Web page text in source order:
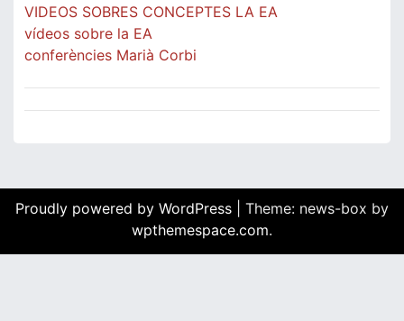
VIDEOS SOBRES CONCEPTES LA EA
vídeos sobre la EA
conferències Marià Corbi
Proudly powered by WordPress
Theme: news-box by
wpthemespace.com.